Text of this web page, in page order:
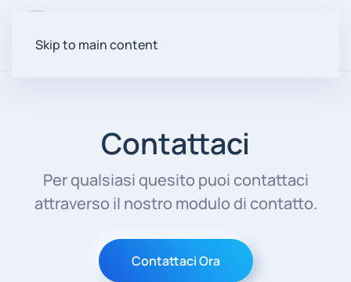
Skip to main content
Contattaci
Per qualsiasi quesito puoi contattaci
attraverso il nostro modulo di contatto.
Contattaci Ora